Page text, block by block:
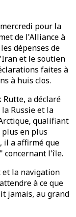
pour la
de l'Alliance à
dépenses de
et le soutien
faites à
à huis clos.
a déclaré
Russie et la
qualifiant
en plus
il a affirmé que
concernant l'île.
et la navigation
à ce que
jamais, au grand